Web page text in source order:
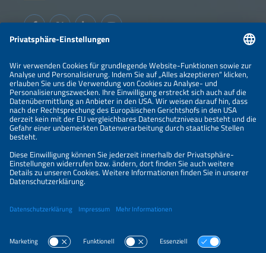
Informationen
IMPRESSUM
KONTAKT
ÜBER UNS
VERANSTALTER
PREISÜBERSICHT
DATENSCHUTZERKLÄRUNG